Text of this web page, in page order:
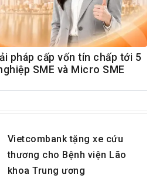
pháp cấp vốn tín chấp tới 5
SME và Micro SME
Vietcombank tặng xe cứu
thương cho Bệnh viện Lão
khoa Trung ương